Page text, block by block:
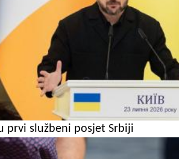
prvi službeni posjet Srbiji